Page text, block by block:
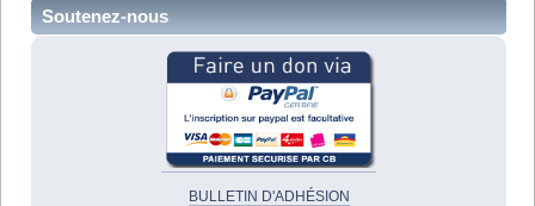
Soutenez-nous
BULLETIN D'ADHÉSION